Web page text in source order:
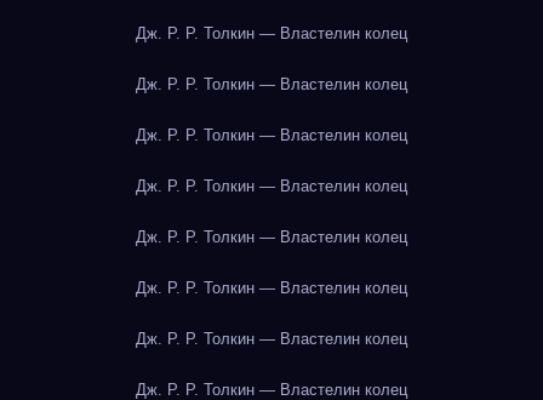
Дж. Р. Р. Толкин — Властелин колец
Дж. Р. Р. Толкин — Властелин колец
Дж. Р. Р. Толкин — Властелин колец
Дж. Р. Р. Толкин — Властелин колец
Дж. Р. Р. Толкин — Властелин колец
Дж. Р. Р. Толкин — Властелин колец
Дж. Р. Р. Толкин — Властелин колец
Дж. Р. Р. Толкин — Властелин колец